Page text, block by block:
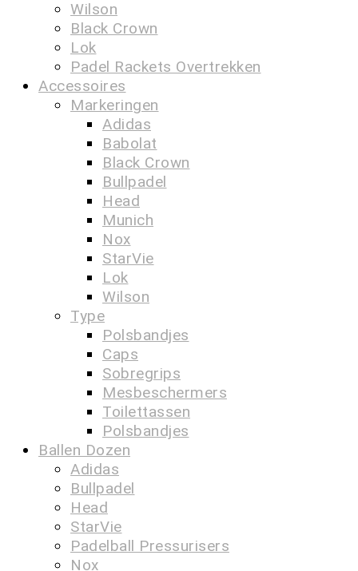
Wilson
Black Crown
Lok
Padel Rackets Overtrekken
Accessoires
Markeringen
Adidas
Babolat
Black Crown
Bullpadel
Head
Munich
Nox
StarVie
Lok
Wilson
Type
Polsbandjes
Caps
Sobregrips
Mesbeschermers
Toilettassen
Polsbandjes
Ballen Dozen
Adidas
Bullpadel
Head
StarVie
Padelball Pressurisers
Nox